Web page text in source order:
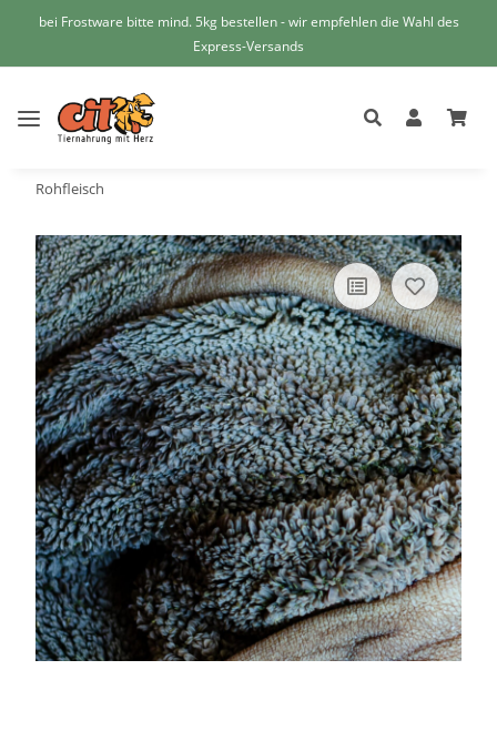
bei Frostware bitte mind. 5kg bestellen - wir empfehlen die Wahl des
Express-Versands
Rohfleisch